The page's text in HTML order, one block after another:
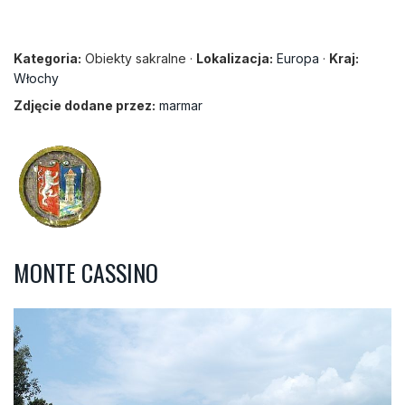
Kategoria: Obiekty sakralne · Lokalizacja: Europa · Kraj:
Włochy
Zdjęcie dodane przez: marmar
MONTE CASSINO